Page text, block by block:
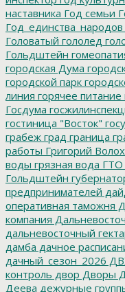
наставника Год семьи
Головатый гололед
Гольдштейн
городская Дума
городской парк
линия горячее питание
Госдума
гостиница "Восток"
грабеж град граница
работы Григорий
воды грязная вода ГТО
Гольдштейн
предпринимателей
оперативная таможня
компания
дальневосточный
дамба дачное
дачный_сезон_2026
контроль двор Дворы
Деева дежурные